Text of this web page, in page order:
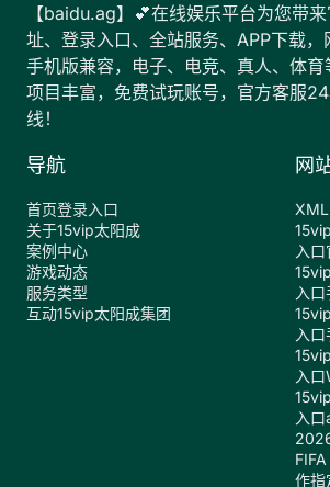
【baidu.ag】💕在线娱乐平台为您带
址、登录入口、全站服务、APP下载，
手机版兼容，电子、电竞、真人、体育
项目丰富，免费试玩账号，官方客服
线！
导航
首页登录入口
关于15vip太阳成
案例中心
游戏动态
服务类型
互动15vip太阳成集团
网
XML
入
入
入
入
入
作指